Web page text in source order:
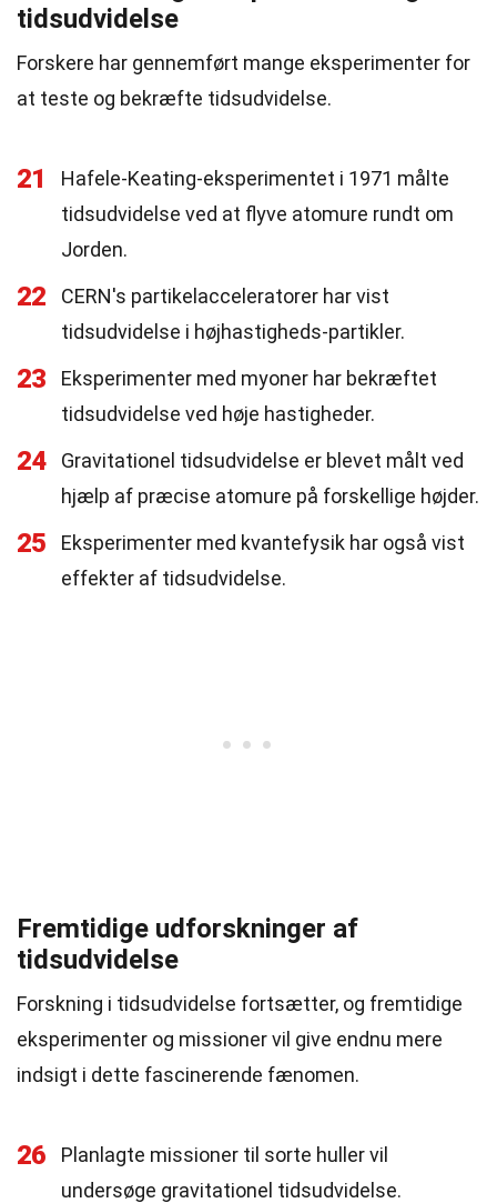
tidsudvidelse
Forskere har gennemført mange eksperimenter for
at teste og bekræfte tidsudvidelse.
21
Hafele-Keating-eksperimentet i 1971 målte
tidsudvidelse ved at flyve atomure rundt om
Jorden.
22
CERN's partikelacceleratorer har vist
tidsudvidelse i højhastigheds-partikler.
23
Eksperimenter med myoner har bekræftet
tidsudvidelse ved høje hastigheder.
24
Gravitationel tidsudvidelse er blevet målt ved
hjælp af præcise atomure på forskellige højder.
25
Eksperimenter med kvantefysik har også vist
effekter af tidsudvidelse.
Fremtidige udforskninger af
tidsudvidelse
Forskning i tidsudvidelse fortsætter, og fremtidige
eksperimenter og missioner vil give endnu mere
indsigt i dette fascinerende fænomen.
26
Planlagte missioner til sorte huller vil
undersøge gravitationel tidsudvidelse.